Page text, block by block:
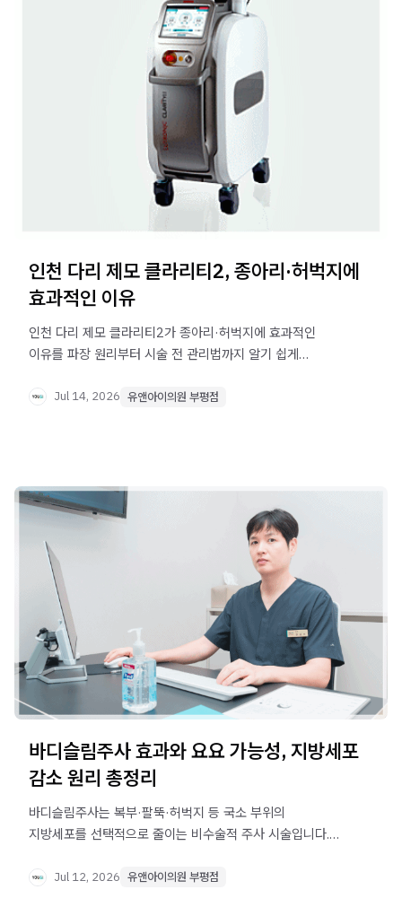
인천 다리 제모 클라리티2, 종아리·허벅지에
효과적인 이유
인천 다리 제모 클라리티2가 종아리·허벅지에 효과적인
이유를 파장 원리부터 시술 전 관리법까지 알기 쉽게
Jul 14, 2026 유앤아이의원 부평점
바디슬림주사 효과와 요요 가능성, 지방세포
감소 원리 총정리
바디슬림주사는 복부·팔뚝·허벅지 등 국소 부위의
지방세포를 선택적으로 줄이는 비수술적 주사 시술입니다.
상세히 정리했습니다.
Jul 12, 2026 유앤아이의원 부평점